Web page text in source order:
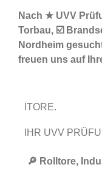
Nach ★ UVV
Torbau, ☑️
Nordheim
freuen uns auf
ITORE.
IHR UVV
🔎 Rolltore,